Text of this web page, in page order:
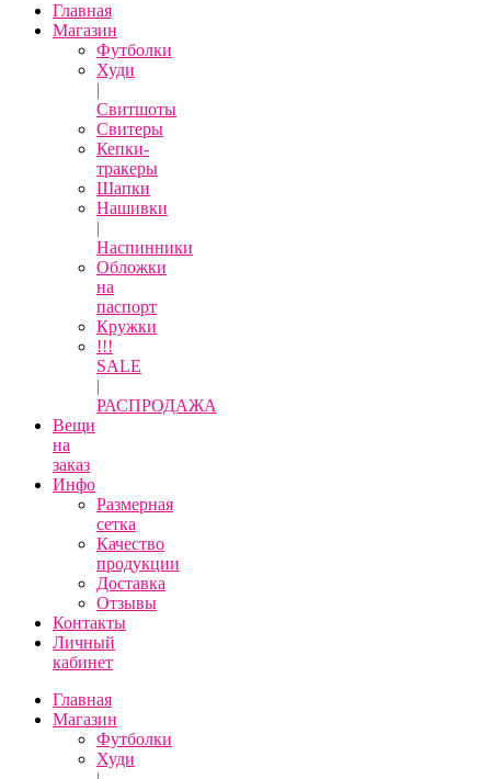
Главная
Магазин
Футболки
Худи
|
Свитшоты
Свитеры
Кепки-
тракеры
Шапки
Нашивки
|
Наспинники
Обложки
на
паспорт
Кружки
!!!
SALE
|
РАСПРОДАЖА
Вещи
на
заказ
Инфо
Размерная
сетка
Качество
продукции
Доставка
Отзывы
Контакты
Личный
кабинет
Главная
Магазин
Футболки
Худи